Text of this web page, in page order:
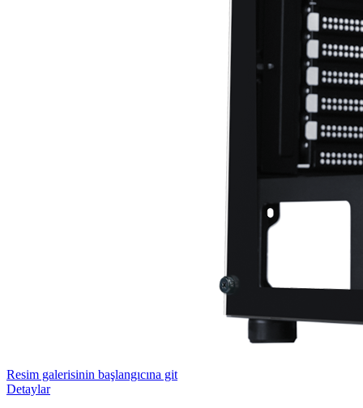
Resim galerisinin başlangıcına git
Detaylar